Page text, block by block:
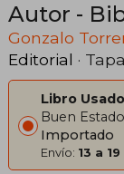
Autor -
Ballester)
Gonzalo
Editorial ·
Libro Usado
Buen Estado
Importado
Envío: 13 a 19